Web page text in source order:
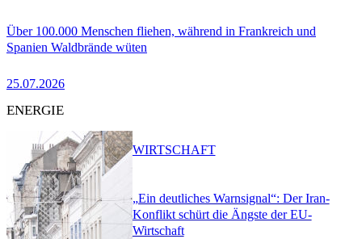
Über 100.000 Menschen fliehen, während in Frankreich und
Spanien Waldbrände wüten
25.07.2026
ENERGIE
„Ein deutliches Warnsignal“: Der Iran-
Konflikt schürt die Ängste der EU-
Wirtschaft
WIRTSCHAFT